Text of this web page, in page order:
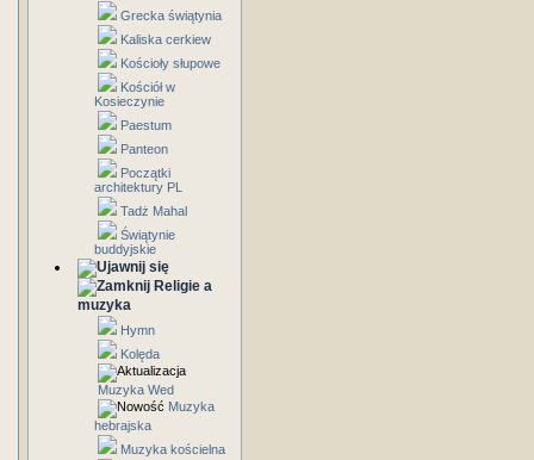
Grecka świątynia
Kaliska cerkiew
Kościoły słupowe
Kościół w
Kosieczynie
Paestum
Panteon
Początki
architektury PL
Tadż Mahal
Świątynie
buddyjskie
Religie a
muzyka
Hymn
Kolęda
Muzyka Wed
Muzyka
hebrajska
Muzyka kościelna